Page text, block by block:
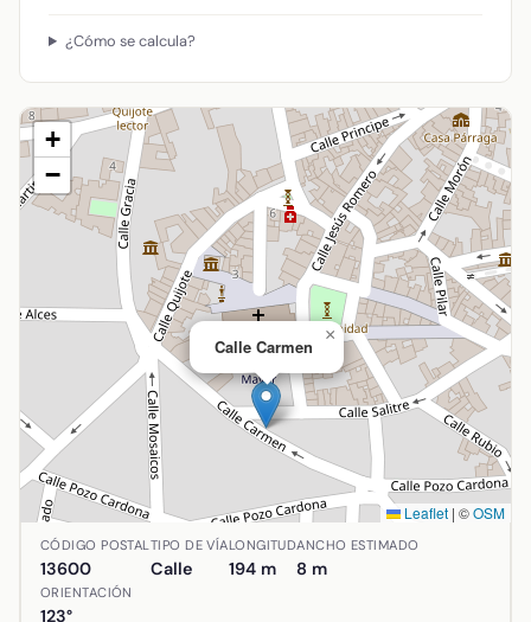
¿Cómo se calcula?
Calle Carmen
×
+
−
Leaflet | ©OSM
Ubicación de Calle Carmen en Alcázar de San Juan,
CÓDIGO POSTAL
13600
TIPO DE VÍA
Calle
LONGITUD
194 m
ANCHO ESTIMADO
8 m
ORIENTACIÓN
123°